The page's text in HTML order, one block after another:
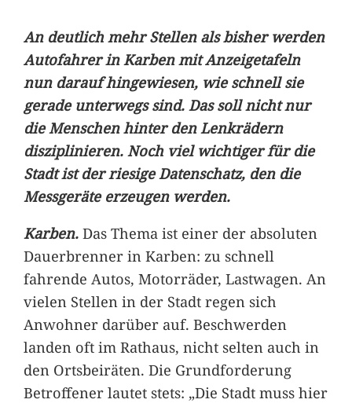
An deutlich mehr Stellen als bisher werden
Autofahrer in Karben mit Anzeigetafeln
nun darauf hingewiesen, wie schnell sie
gerade unterwegs sind. Das soll nicht nur
die Menschen hinter den Lenkrädern
disziplinieren. Noch viel wichtiger für die
Stadt ist der riesige Datenschatz, den die
Messgeräte erzeugen werden.
Karben. Das Thema ist einer der absoluten
Dauerbrenner in Karben: zu schnell
fahrende Autos, Motorräder, Lastwagen. An
vielen Stellen in der Stadt regen sich
Anwohner darüber auf. Beschwerden
landen oft im Rathaus, nicht selten auch in
den Ortsbeiräten. Die Grundforderung
Betroffener lautet stets: „Die Stadt muss hier